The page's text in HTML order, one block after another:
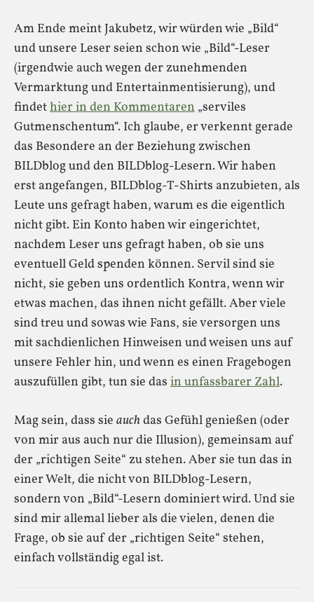
Am Ende meint Jakubetz, wir würden wie „Bild“
und unsere Leser seien schon wie „Bild“-Leser
(irgendwie auch wegen der zunehmenden
Vermarktung und Entertainmentisierung), und
findethier in den Kommentaren „serviles
Gutmenschentum“. Ich glaube, er verkennt gerade
das Besondere an der Beziehung zwischen
BILDblog und den BILDblog-Lesern. Wir haben
erst angefangen, BILDblog-T-Shirts anzubieten, als
Leute uns gefragt haben, warum es die eigentlich
nicht gibt. Ein Konto haben wir eingerichtet,
nachdem Leser uns gefragt haben, ob sie uns
eventuell Geld spenden können. Servil sind sie
nicht, sie geben uns ordentlich Kontra, wenn wir
etwas machen, das ihnen nicht gefällt. Aber viele
sind treu und sowas wie Fans, sie versorgen uns
mit sachdienlichen Hinweisen und weisen uns auf
unsere Fehler hin, und wenn es einen Fragebogen
auszufüllen gibt, tun sie das in unfassbarer Zahl.
Mag sein, dass sie auchdas Gefühl genießen (oder
von mir aus auch nur die Illusion), gemeinsam auf
der „richtigen Seite“ zu stehen. Aber sie tun das in
einer Welt, die nicht von BILDblog-Lesern,
sondern von „Bild“-Lesern dominiert wird. Und sie
sind mir allemal lieber als die vielen, denen die
Frage, ob sie auf der „richtigen Seite“ stehen,
einfach vollständig egal ist.